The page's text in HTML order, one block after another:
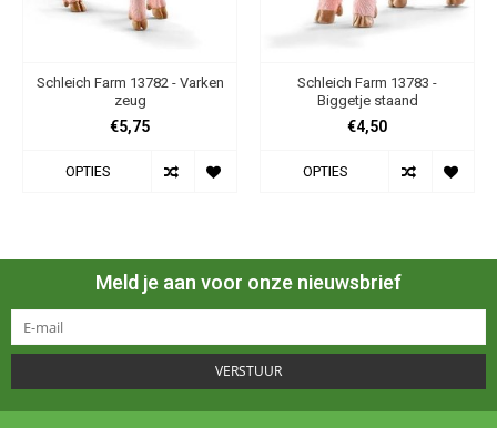
Schleich Farm 13782 - Varken
zeug
€5,75
OPTIES
Schleich Farm 13783 -
Biggetje staand
€4,50
OPTIES
Meld je aan voor onze nieuwsbrief
VERSTUUR